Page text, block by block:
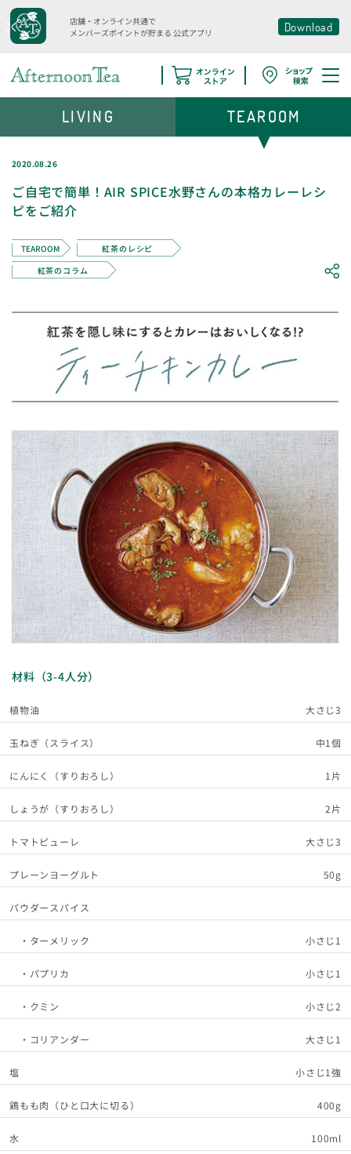
店舗・オンライン共通で
メンバーズポイントが貯まる 公式アプリ Download
2020.08.26
ご自宅で簡単！AIR SPICE水野さんの本格カレーレシ
ピをご紹介
TEAROOM
紅茶のレシピ
紅茶のコラム
材料（3-4人分）
植物油 大さじ3
玉ねぎ（スライス） 中1個
にんにく（すりおろし） 1片
しょうが（すりおろし） 2片
トマトピューレ 大さじ3
プレーンヨーグルト 50g
パウダースパイス
・ターメリック 小さじ1
・パプリカ 小さじ1
・クミン 小さじ2
・コリアンダー 大さじ1
塩 小さじ1強
鶏もも肉（ひと口大に切る） 400g
水 100ml
LIVING TEAROOM